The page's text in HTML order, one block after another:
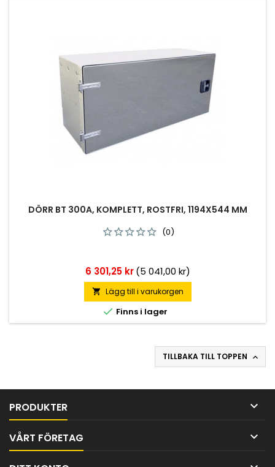
DÖRR BT 300A, KOMPLETT, ROSTFRI, 1194X544 MM
(0)
Pris
6 301,25 kr (5 041,00 kr)
 Lägg till i varukorgen
 Finns i lager
TILLBAKA TILL TOPPEN 
PRODUKTER 
VÅRT FÖRETAG 